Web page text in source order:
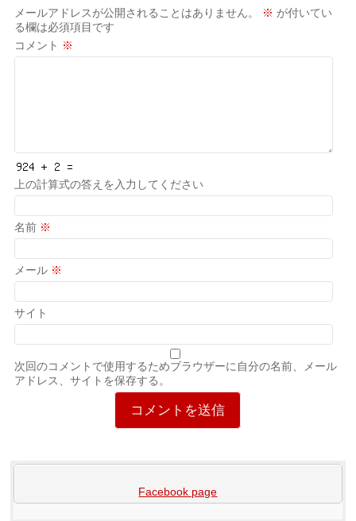
メールアドレスが公開されることはありません。 ※ が付いてい
る欄は必須項目です
コメント ※
上の計算式の答えを入力してください
名前 ※
メール ※
サイト
次回のコメントで使用するためブラウザーに自分の名前、メール
アドレス、サイトを保存する。
Facebook page